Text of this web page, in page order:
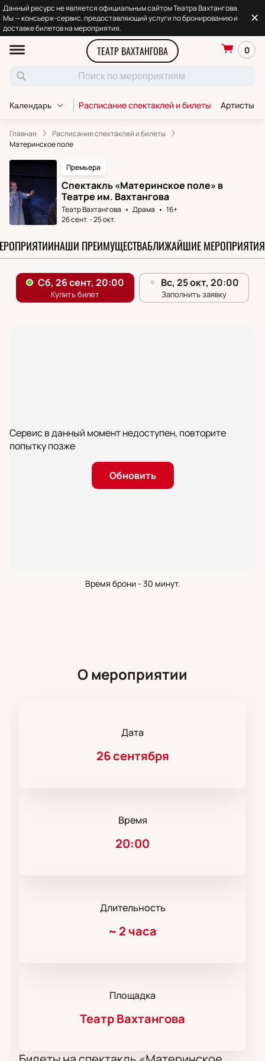
Данный ресурс не является официальным сайтом Театра Вахтангова.
Мы — консьерж-сервис, предоставляющий услуги по бронированию и
доставке билетов на мероприятия.
ТЕАТР ВАХТАНГОВА 0
Календарь Расписание спектаклей и билеты Артисты
Главная
Расписание спектаклей и билеты
Материнское поле
Премьера
Спектакль «Материнское поле» в
Театре им. Вахтангова
Театр Вахтангова Драма
16+
26 сент.-25 окт.
НАШИ ПРЕИМУЩЕСТВАБЛИЖАЙШИЕ МЕРОПРИЯТИЯ
Сервис в данный момент недоступен, повторите
попытку позже
Обновить
Время брони - 30 минут.
О мероприятии
Дата
26 сентября
Время
20:00
Длительность
~ 2 часа
Площадка
Театр Вахтангова